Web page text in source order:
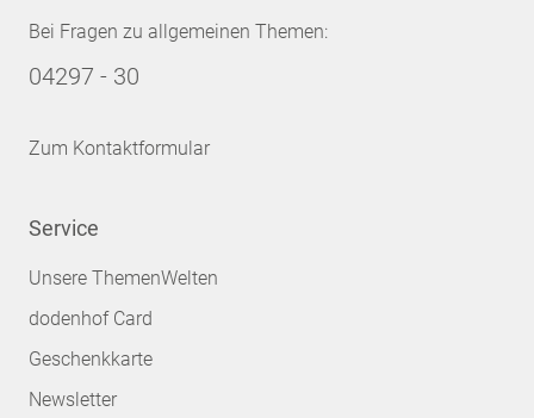
Bei Fragen zu allgemeinen Themen:
04297 - 30
Zum Kontaktformular
Service
Unsere ThemenWelten
dodenhof Card
Geschenkkarte
Newsletter